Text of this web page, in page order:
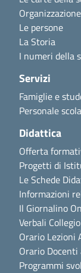
Organizzazione
Le persone
La Storia
I numeri della
Servizi
Famiglie e
Personale
Didattica
Offerta
Progetti di
Le Schede
Informazioni
Il Giornalino
Verbali
Orario Lezioni
Orario
Programmi